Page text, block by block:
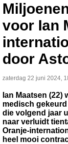
voor Ian
door
zaterdag 22 juni 2024,
Ian Maatsen
medisch
die volgend jaar
naar verluidt
Oranje-
heel mooi